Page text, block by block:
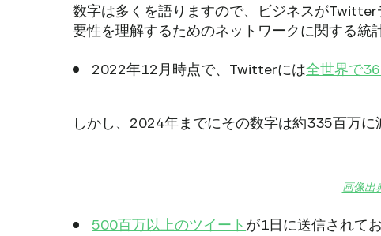
数字は多くを語りますので、ビジネスが
要性を理解するためのネットワークに関する統
2022年12月時点で、Twitterには全世界で
しかし、2024年までにその数字は約335百万に
画像出
500百万以上のツイート が1日に送信されて